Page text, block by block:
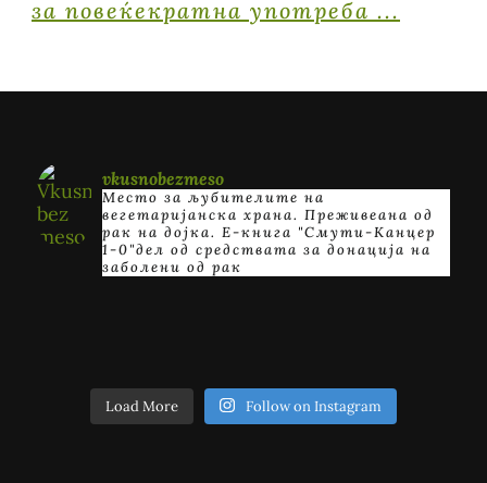
vkusnobezmeso
Место за љубителите на
вегетаријанска храна. Преживеана од
рак на дојка. E-книга "Смути-Канцер
1-0"дел од средствата за донација на
заболени од рак
Load More Follow on Instagram